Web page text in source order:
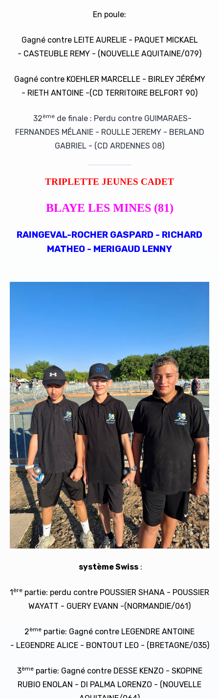
En poule:
Gagné contre LEITE AURELIE - PAQUET MICKAEL
- CASTEUBLE REMY - (NOUVELLE AQUITAINE/079)
Gagné contre KOEHLER MARCELLE - BIRLEY JÉRÉMY
- RIETH ANTOINE -(CD TERRITOIRE BELFORT 90)
32
de finale : Perdu contre GUIMARAES-
FERNANDES MÉLANIE - ROULLE JEREMY - BERLAND
GABRIEL - (CD ARDENNES 08)
TRIPLETTE JEUNES CADET
BLAYE LES MINES (81)
RAINGEVAL-ROCHER GASPARD - RICHARD
MATHEO - MERIGAUD LENNY
système Swiss
1
partie: perdu contre POUSSIER SHANA - POUSSIER
WAYATT - GUERY EVANN -(NORMANDIE/061)
2
partie: Gagné contre LEGENDRE ANTOINE
- LEGENDRE ALICE - BONTOUT LEO - (BRETAGNE/035)
3
partie: Gagné contre DESSE KENZO - SKOPINE
RUBIO ENOLAN - DI PALMA LORENZO - (NOUVELLE
AQUITAINE/064)